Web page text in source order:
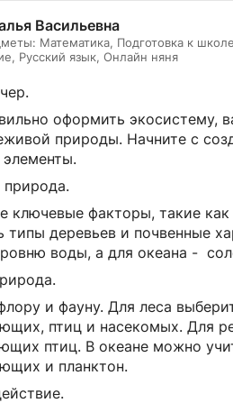
Васильевна
Математика, Подготовка к
Русский язык, Онлайн няня
оформить экосистему,
природы. Начните с
природа.
ключевые факторы, такие
типы деревьев и почвенные
воды, а для океана -
и фауну. Для леса
птиц и насекомых. Для
птиц. В океане можно
и планктон.